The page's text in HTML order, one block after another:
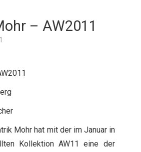
– AW2011
Mohr hat mit der im Januar in
Kollektion AW11 eine der